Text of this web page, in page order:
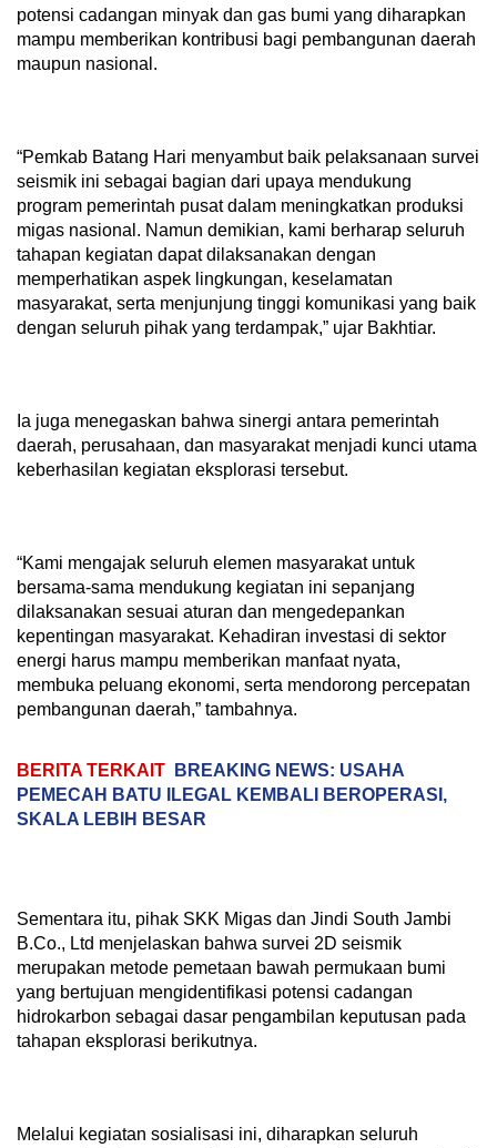
potensi cadangan minyak dan gas bumi yang diharapkan
mampu memberikan kontribusi bagi pembangunan daerah
maupun nasional.
“Pemkab Batang Hari menyambut baik pelaksanaan survei
seismik ini sebagai bagian dari upaya mendukung
program pemerintah pusat dalam meningkatkan produksi
migas nasional. Namun demikian, kami berharap seluruh
tahapan kegiatan dapat dilaksanakan dengan
memperhatikan aspek lingkungan, keselamatan
masyarakat, serta menjunjung tinggi komunikasi yang baik
dengan seluruh pihak yang terdampak,” ujar Bakhtiar.
Ia juga menegaskan bahwa sinergi antara pemerintah
daerah, perusahaan, dan masyarakat menjadi kunci utama
keberhasilan kegiatan eksplorasi tersebut.
“Kami mengajak seluruh elemen masyarakat untuk
bersama-sama mendukung kegiatan ini sepanjang
dilaksanakan sesuai aturan dan mengedepankan
kepentingan masyarakat. Kehadiran investasi di sektor
energi harus mampu memberikan manfaat nyata,
membuka peluang ekonomi, serta mendorong percepatan
pembangunan daerah,” tambahnya.
BERITA TERKAIT
BREAKING NEWS: USAHA
PEMECAH BATU ILEGAL KEMBALI BEROPERASI,
SKALA LEBIH BESAR
Sementara itu, pihak SKK Migas dan Jindi South Jambi
B.Co., Ltd menjelaskan bahwa survei 2D seismik
merupakan metode pemetaan bawah permukaan bumi
yang bertujuan mengidentifikasi potensi cadangan
hidrokarbon sebagai dasar pengambilan keputusan pada
tahapan eksplorasi berikutnya.
Melalui kegiatan sosialisasi ini, diharapkan seluruh